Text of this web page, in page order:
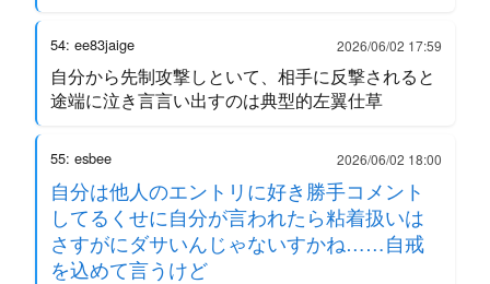
54: ee83jaige 2026/06/02 17:59
自分から先制攻撃しといて、相手に反撃されると
途端に泣き言言い出すのは典型的左翼仕草
55: esbee 2026/06/02 18:00
自分は他人のエントリに好き勝手コメント
してるくせに自分が言われたら粘着扱いは
さすがにダサいんじゃないすかね……自戒
を込めて言うけど